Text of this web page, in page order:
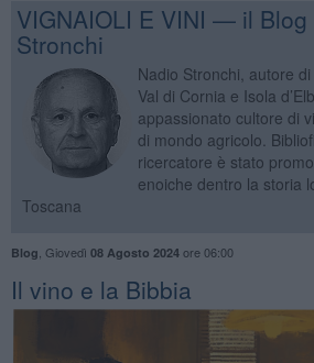
VIGNAIOLI E VINI — il Blog
Stronchi
Nadio Stronchi, autore
Val di Cornia e Isola
appassionato cultore di
di mondo agricolo.
ricercatore è stato
enoiche dentro la storia
Toscana
Blog Giovedì 08 Agosto 2024ore 06:00
​Il vino e la Bibbia